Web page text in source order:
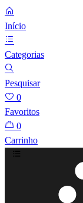
Início
Categorias
Pesquisar
0
Favoritos
0
Carrinho